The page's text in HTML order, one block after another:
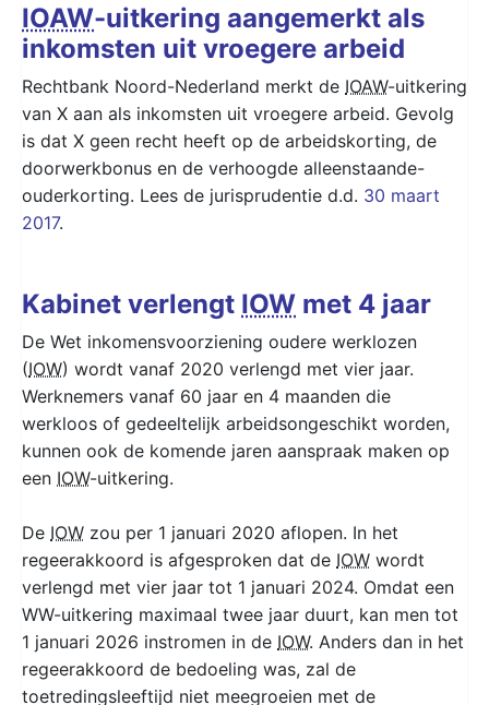
IOAW-uitkering aangemerkt als
inkomsten uit vroegere arbeid
Rechtbank Noord-Nederland merkt de IOAW-uitkering
van X aan als inkomsten uit vroegere arbeid. Gevolg
is dat X geen recht heeft op de arbeidskorting, de
doorwerkbonus en de verhoogde alleenstaande-
ouderkorting. Lees de jurisprudentie d.d. 30 maart
2017.
Kabinet verlengt IOW met 4 jaar
De Wet inkomensvoorziening oudere werklozen
(IOW) wordt vanaf 2020 verlengd met vier jaar.
Werknemers vanaf 60 jaar en 4 maanden die
werkloos of gedeeltelijk arbeidsongeschikt worden,
kunnen ook de komende jaren aanspraak maken op
een IOW-uitkering.
De IOW zou per 1 januari 2020 aflopen. In het
regeerakkoord is afgesproken dat de IOW wordt
verlengd met vier jaar tot 1 januari 2024. Omdat een
WW-uitkering maximaal twee jaar duurt, kan men tot
1 januari 2026 instromen in de IOW. Anders dan in het
regeerakkoord de bedoeling was, zal de
toetredingsleeftijd niet meegroeien met de